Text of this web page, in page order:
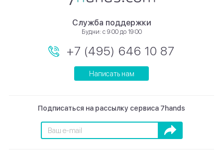
Подписаться на рассылку сервиса 7hands
Подписаться
Служба поддержки
Будни: с 9:00 до 19:00
+7 (495) 646 10 87
Написать нам